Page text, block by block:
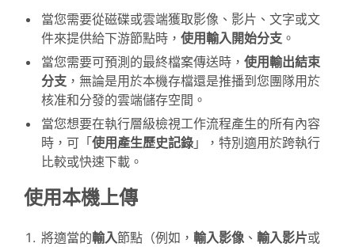
當您需要從磁碟或雲端獲取影像、影片、文字或文
件來提供給下游節點時， 使用輸入開始分支 。
當您需要可預測的最終檔案傳送時， 使用輸出結束
分支 ，無論是用於本機存檔還是推播到您團隊用於
核准和分發的雲端儲存空間。
當您想要在執行層級檢視工作流程產生的所有內容
時，可「使用產生歷史記錄 」，特別適用於跨執行
比較或快速下載。
使用本機上傳
將適當的輸入節點（例如， 輸入影像 、 輸入影片或